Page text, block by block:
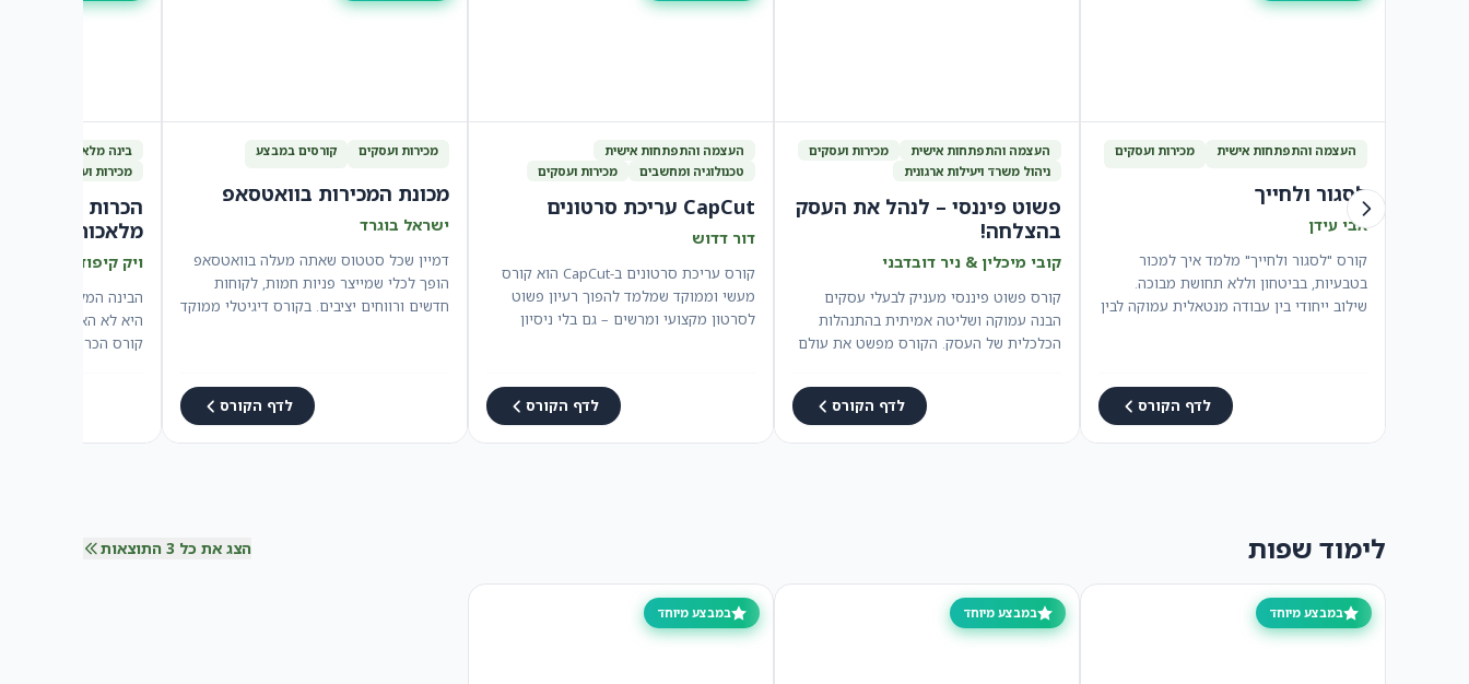
העצמה והתפתחות אישית מכירות ועסקים
לסגור ולחייך
אבי עידן
קורס "לסגור ולחייך" מלמד איך למכור
בטבעיות, בביטחון וללא תחושת מבוכה.
שילוב ייחודי בין עבודה מנטאלית עמוקה לבין
לדף הקורס
העצמה והתפתחות אישית
מכירות ועסקים
ניהול משרד ויעילות ארגונית
פשוט פיננסי – לנהל את העסק
בהצלחה!
קובי מיכלין & ניר דובדבני
קורס פשוט פיננסי מעניק לבעלי עסקים
הבנה עמוקה ושליטה אמיתית בהתנהלות
הכלכלית של העסק. הקורס מפשט את עולם
לדף הקורס
העצמה והתפתחות אישית
טכנולוגיה ומחשבים
מכירות ועסקים
CapCut עריכת סרטונים
דור דדוש
קורס עריכת סרטונים ב-CapCut הוא קורס
מעשי וממוקד שמלמד להפוך רעיון פשוט
לסרטון מקצועי ומרשים – גם בלי ניסיון
לדף הקורס
מכירות ועסקים קורסים במבצע
מכונת המכירות בוואטסאפ
ישראל בוגרד
דמיין שכל סטטוס שאתה מעלה בוואטסאפ
הופך לכלי שמייצר פניות חמות, לקוחות
חדשים ורווחים יציבים. בקורס דיגיטלי ממוקד
לדף הקורס
בינה מלאכותית AI
מכירות ועסקים
הכרות ועבודה
מלאכותית – AI
ויק קיפוד יבלונסקי
הבינה המלאכותית
היא לא האם, אלא
קורס הכרות ועבודה
לימוד שפות הצג את כל 3 התוצאות
במבצע מיוחד במבצע מיוחד במבצע מיוחד